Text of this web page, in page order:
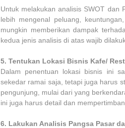
Untuk melakukan analisis SWOT dan
lebih mengenal peluang,
mungkin memberikan dampak
kedua jenis analisis di atas wajib
5. Tentukan Lokasi Bisnis Kafe/
Dalam penentuan lokasi bisnis ini
sekedar ramai saja, tetapi juga harus
pengunjung, mulai dari yang
ini juga harus detail dan
6. Lakukan Analisis Pangsa Pasar